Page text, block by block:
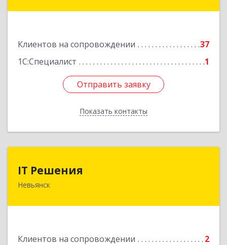
Клиентов на сопровождении
37
1С:Специалист
1
Отправить заявку
Показать контакты
Отправить заявку
Назад
IT Решения
Невьянск
Клиентов на сопровождении 2